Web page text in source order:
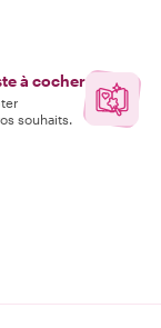
à cocher
souhaits.